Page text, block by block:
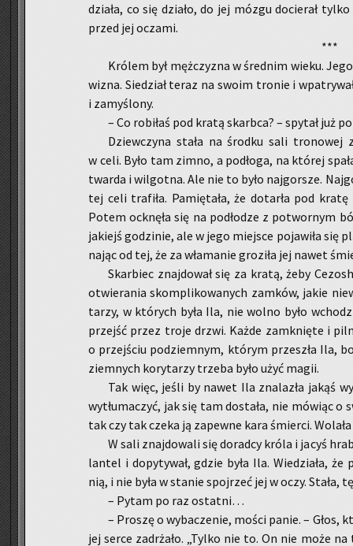
działa, co się dzia­ło, do jej mózgu do­cie­rał
przed jej ocza­mi.
***
Kró­lem był męż­czy­zna w śred­nim wieku.
wi­zna. Sie­dział teraz na swoim tro­nie i
i za­my­ślo­ny.
– Co ro­bi­łaś pod kratą skarb­ca? – spy­tał już
Dziew­czy­na stała na środ­ku sali tro­no­wej
w celi. Było tam zimno, a pod­ło­ga, na któ­rej
twar­da i wil­got­na. Ale nie to było naj­gor­sze.
tej celi tra­fi­ła. Pa­mię­ta­ła, że do­tar­ła pod
Potem ock­nę­ła się na pod­ło­dze z po­twor­nym
ja­kiejś go­dzi­nie, ale w jego miej­sce po­ja­wi­ła się
na­jąc od tej, że za wła­ma­nie gro­zi­ła jej nawet
Skar­biec znaj­do­wał się za kratą, żeby
otwie­ra­nia skom­pli­ko­wa­nych zam­ków, jakie
ta­rzy, w któ­rych była Ila, nie wolno było
przejść przez troje drzwi. Każde za­mknię­te i
o przej­ściu pod­ziem­nym, któ­rym prze­szła Ila,
ziem­nych ko­ry­ta­rzy trze­ba było użyć magii.
Tak więc, jeśli by nawet Ila zna­la­zła jakąś
wy­tłu­ma­czyć, jak się tam do­sta­ła, nie mó­wiąc o
tak czy tak czeka ją za­pew­ne kara śmier­ci.
W sali znaj­do­wa­li się do­rad­cy króla i jacyś
lan­tel i do­py­ty­wał, gdzie była Ila. Wie­dzia­ła,
nią, i nie była w sta­nie spoj­rzeć jej w oczy. Stała,
– Pytam po raz ostat­ni…
– Pro­szę o wy­ba­cze­nie, mości panie. – Głos,
jej serce za­drża­ło. „Tylko nie to. On nie może